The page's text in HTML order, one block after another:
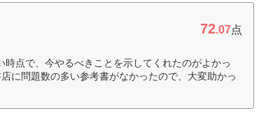
72.07点
点で、今やるべきことを示してくれたのがよかっ
に問題数の多い参考書がなかったので、大変助かっ